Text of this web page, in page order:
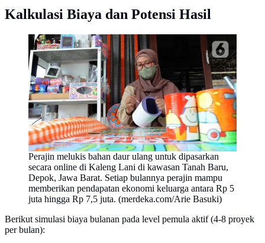
Kalkulasi Biaya dan Potensi Hasil
Perajin melukis bahan daur ulang untuk dipasarkan
secara online di Kaleng Lani di kawasan Tanah Baru,
Depok, Jawa Barat. Setiap bulannya perajin mampu
memberikan pendapatan ekonomi keluarga antara Rp 5
juta hingga Rp 7,5 juta. (merdeka.com/Arie Basuki)
Berikut simulasi biaya bulanan pada level pemula aktif (4-8 proyek
per bulan):